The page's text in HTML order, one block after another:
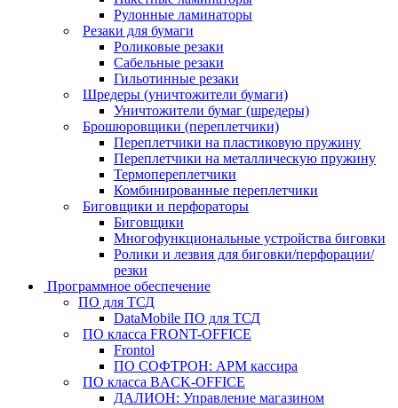
Рулонные ламинаторы
Резаки для бумаги
Роликовые резаки
Сабельные резаки
Гильотинные резаки
Шредеры (уничтожители бумаги)
Уничтожители бумаг (шредеры)
Брошюровщики (переплетчики)
Переплетчики на пластиковую пружину
Переплетчики на металлическую пружину
Термопереплетчики
Комбинированные переплетчики
Биговщики и перфораторы
Биговщики
Многофункциональные устройства биговки
Ролики и лезвия для биговки/перфорации/
резки
Программное обеспечение
ПО для ТСД
DataMobile ПО для ТСД
ПО класса FRONT-OFFICE
Frontol
ПО СОФТРОН: АРМ кассира
ПО класса BACK-OFFICE
ДАЛИОН: Управление магазином